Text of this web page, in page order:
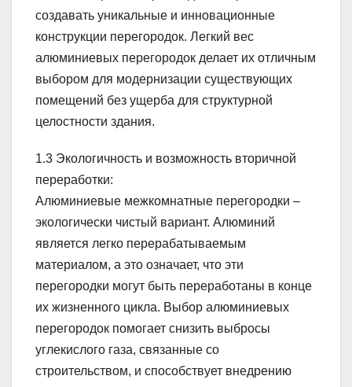
создавать уникальные и инновационные
конструкции перегородок. Легкий вес
алюминиевых перегородок делает их отличным
выбором для модернизации существующих
помещений без ущерба для структурной
целостности здания.
1.3 Экологичность и возможность вторичной
переработки:
Алюминиевые межкомнатные перегородки –
экологически чистый вариант. Алюминий
является легко перерабатываемым
материалом, а это означает, что эти
перегородки могут быть переработаны в конце
их жизненного цикла. Выбор алюминиевых
перегородок помогает снизить выбросы
углекислого газа, связанные со
строительством, и способствует внедрению